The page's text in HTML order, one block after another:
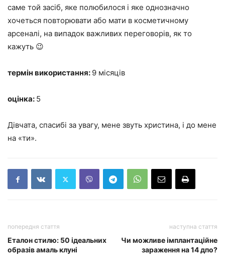
саме той засіб, яке полюбилося і яке однозначно
хочеться повторювати або мати в косметичному
арсеналі, на випадок важливих переговорів, як то
кажуть 😉
термін використання: 9 місяців
оцінка: 5
Дівчата, спасибі за увагу, мене звуть христина, і до мене
на «ти».
попередня стаття
Еталон стилю: 50 ідеальних
образів амаль клуні
наступна стаття
Чи можливе імплантаційне
зараження на 14 дпо?